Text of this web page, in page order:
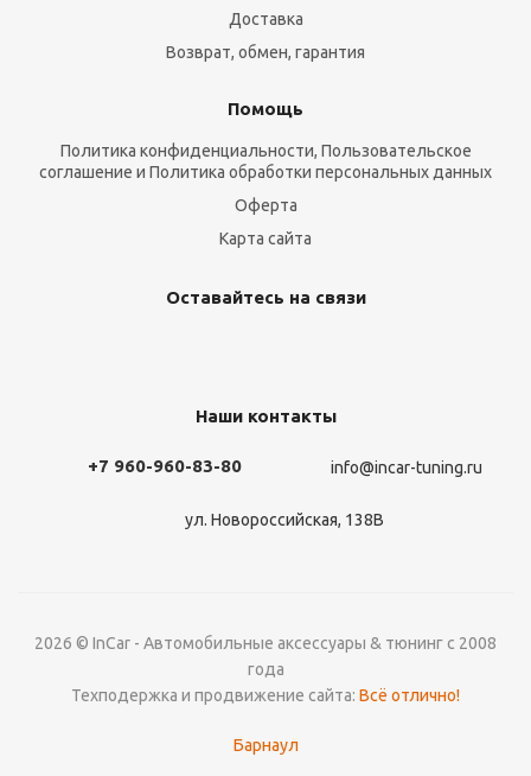
Доставка
Возврат, обмен, гарантия
Помощь
Политика конфиденциальности, Пользовательское
соглашение и Политика обработки персональных данных
Оферта
Карта сайта
Оставайтесь на связи
Наши контакты
+7 960-960-83-80 info@incar-tuning.ru
ул. Новороссийская, 138В
2026 © InCar - Автомобильные аксессуары & тюнинг с 2008
года
Техподержка и продвижение сайта: Всё отлично!
Барнаул